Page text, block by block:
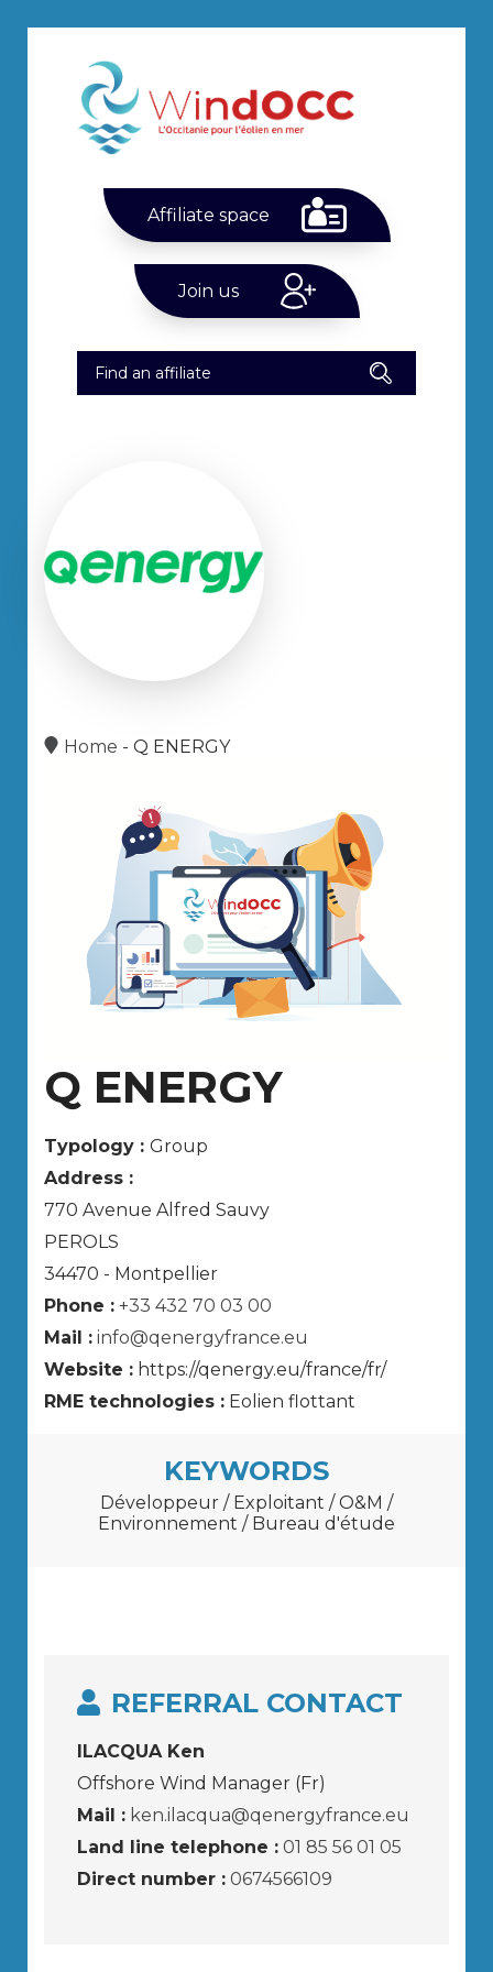
Affiliate space
Join us
Home - Q ENERGY
Q ENERGY
Typology : Group
Address :
770 Avenue Alfred Sauvy
PEROLS
34470 - Montpellier
Phone : +33 432 70 03 00
Mail : info@qenergyfrance.eu
Website : https://qenergy.eu/france/fr/
RME technologies : Eolien flottant
KEYWORDS
Développeur / Exploitant / O&M /
Environnement / Bureau d'étude
REFERRAL CONTACT
ILACQUA Ken
Offshore Wind Manager (Fr)
Mail : ken.ilacqua@qenergyfrance.eu
Land line telephone : 01 85 56 01 05
Direct number : 0674566109